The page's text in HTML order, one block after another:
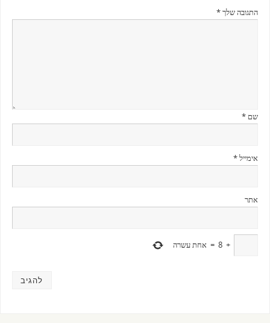
התגובה שלך*
שם *
אימייל*
אתר
+
8
= אחת עשרה